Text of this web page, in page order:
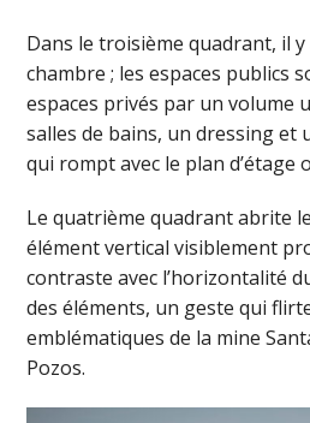
Dans le troisième quadrant, il y
chambre ; les espaces publics
espaces privés par un volume
salles de bains, un dressing et
qui rompt avec le plan d’étage
Le quatrième quadrant abrite
élément vertical visiblement
contraste avec l’horizontalité
des éléments, un geste qui
emblématiques de la mine
Pozos.